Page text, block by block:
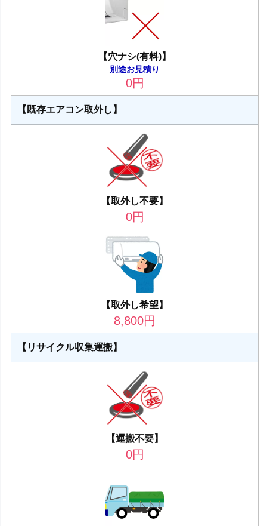
【穴ナシ(有料)】
別途お見積り
0円
【既存エアコン取外し】
【取外し不要】
0円
【取外し希望】
8,800円
【リサイクル収集運搬】
【運搬不要】
0円